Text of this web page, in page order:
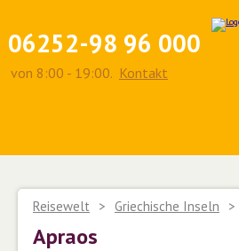
06252-98 96 000
von 8:00 - 19:00. Kontakt
Reisewelt > Griechische Inseln >
Apraos